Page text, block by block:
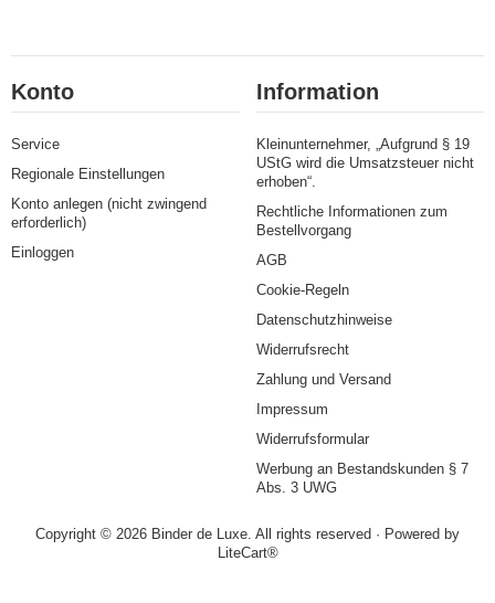
Konto
Service
Regionale Einstellungen
Konto anlegen (nicht zwingend
erforderlich)
Einloggen
Information
Kleinunternehmer, „Aufgrund § 19
UStG wird die Umsatzsteuer nicht
erhoben“.
Rechtliche Informationen zum
Bestellvorgang
AGB
Cookie-Regeln
Datenschutzhinweise
Widerrufsrecht
Zahlung und Versand
Impressum
Widerrufsformular
Werbung an Bestandskunden § 7
Abs. 3 UWG
Copyright © 2026 Binder de Luxe. All rights reserved · Powered by
LiteCart®